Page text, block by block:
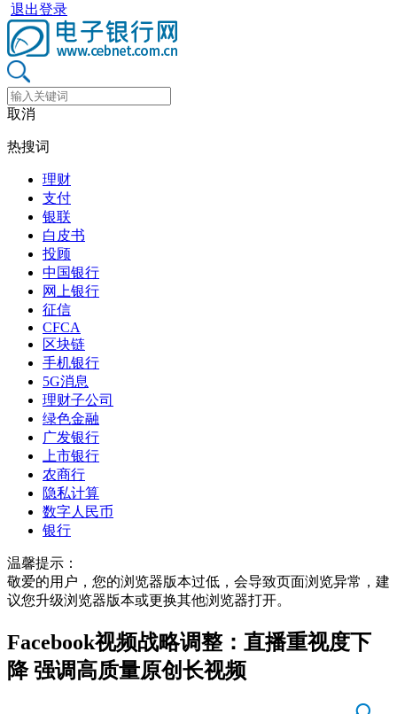
退出登录
取消
热搜词
理财
支付
银联
白皮书
投顾
中国银行
网上银行
征信
CFCA
区块链
手机银行
5G消息
理财子公司
绿色金融
广发银行
上市银行
农商行
隐私计算
数字人民币
银行
温馨提示：
敬爱的用户，您的浏览器版本过低，会导致页面浏览异常，建
议您升级浏览器版本或更换其他浏览器打开。
Facebook视频战略调整：直播重视度下
降 强调高质量原创长视频